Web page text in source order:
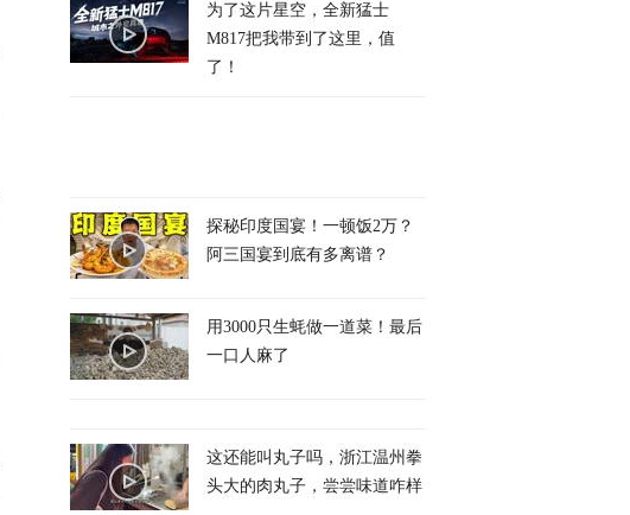
为了这片星空，全新猛士
M817把我带到了这里，值
了！
探秘印度国宴！一顿饭2万？
阿三国宴到底有多离谱？
用3000只生蚝做一道菜！最后
一口人麻了
这还能叫丸子吗，浙江温州拳
头大的肉丸子，尝尝味道咋样